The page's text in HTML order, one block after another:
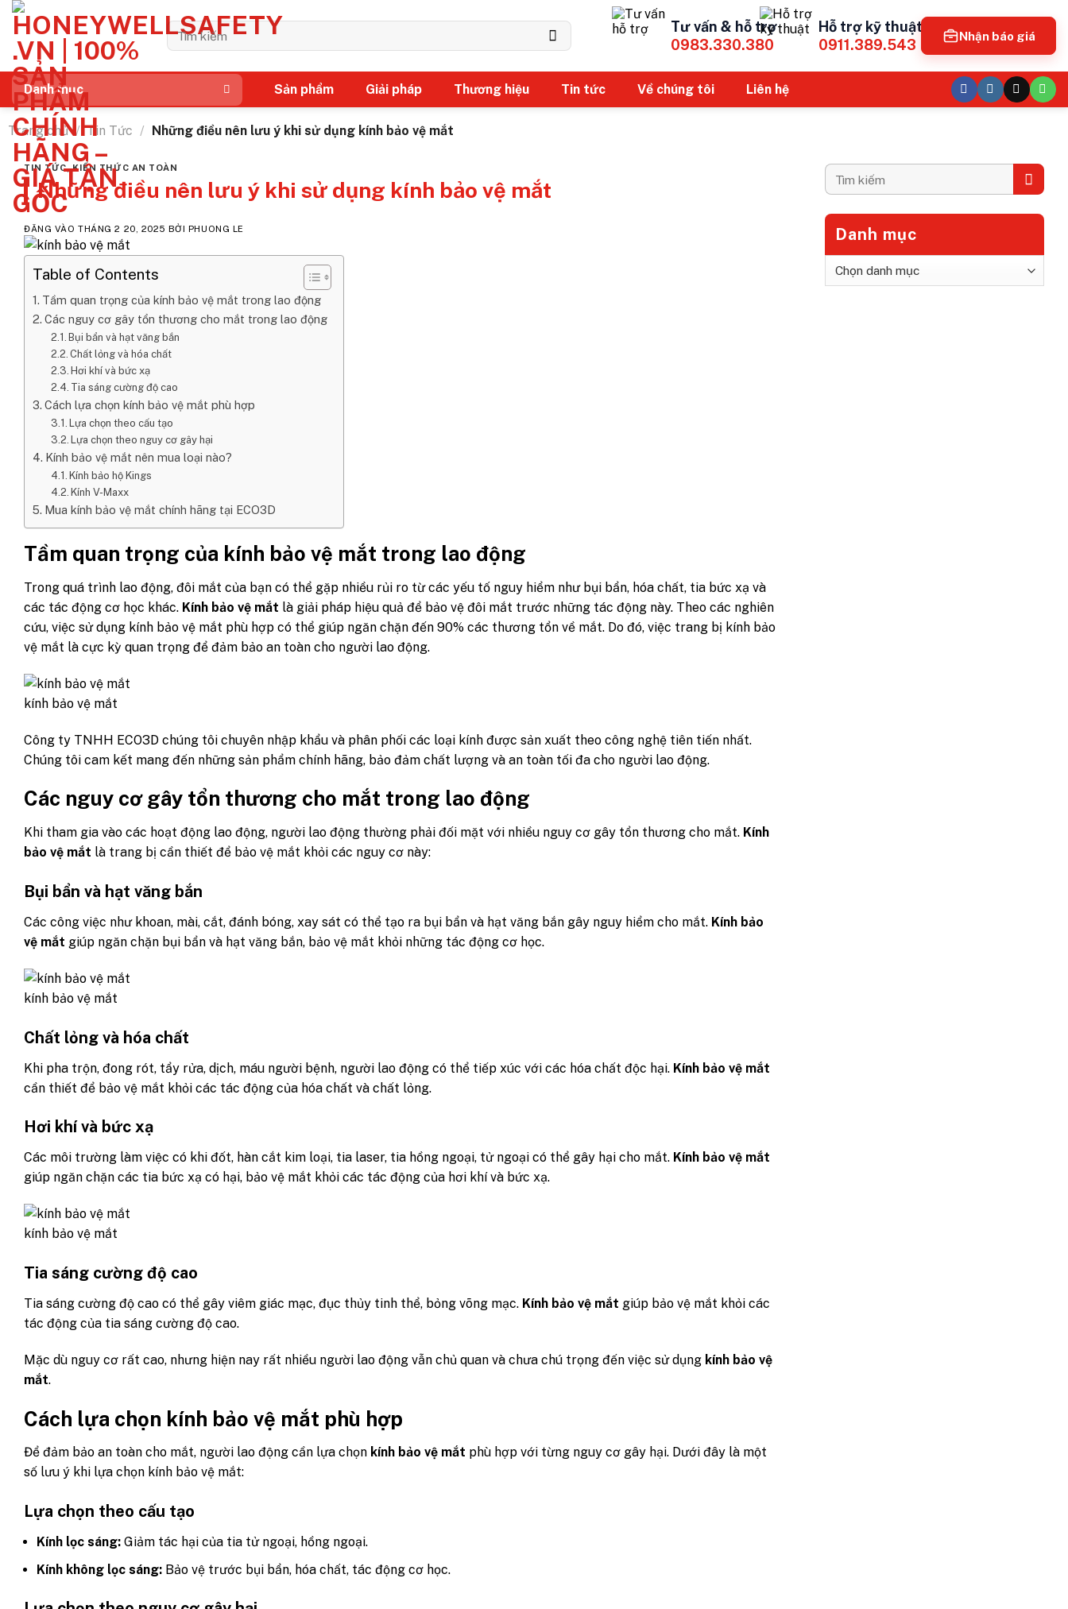
Bỏ
qua
dung
Tìm
kiếm:
Tư vấn & hỗ trợ
0983.330.380
Hỗ trợ kỹ thuật
0911.389.543
Nhận báo giá
Danh mục Sản phẩm Giải pháp Thương hiệu Tin tức Về chúng tôi Liên hệ
Trang chủ / Tin Tức / Những điều nên lưu ý khi sử dụng kính bảo vệ mắt
TIN TỨC,KIẾN THỨC AN TOÀN
Những điều nên lưu ý khi sử dụng kính bảo vệ mắt
ĐĂNG VÀOTHÁNG 2 20, 2025 BỞI PHUONG LE
Table of Contents
Tầm quan trọng của kính bảo vệ mắt trong lao động
Các nguy cơ gây tổn thương cho mắt trong lao động
Bụi bẩn và hạt văng bắn
Chất lỏng và hóa chất
Hơi khí và bức xạ
Tia sáng cường độ cao
Cách lựa chọn kính bảo vệ mắt phù hợp
Lựa chọn theo cấu tạo
Lựa chọn theo nguy cơ gây hại
Kính bảo vệ mắt nên mua loại nào?
Kính bảo hộ Kings
Kính V-Maxx
Mua kính bảo vệ mắt chính hãng tại ECO3D
Tầm quan trọng của kính bảo vệ mắt trong lao động
Trong quá trình lao động, đôi mắt của bạn có thể gặp nhiều rủi ro từ các yếu tố nguy hiểm như bụi bẩn, hóa chất, tia bức xạ và
các tác động cơ học khác. Kính bảo vệ mắt là giải pháp hiệu quả để bảo vệ đôi mắt trước những tác động này. Theo các nghiên
cứu, việc sử dụng kính bảo vệ mắt phù hợp có thể giúp ngăn chặn đến 90% các thương tổn về mắt. Do đó, việc trang bị kính bảo
vệ mắt là cực kỳ quan trọng để đảm bảo an toàn cho người lao động.
kính bảo vệ mắt
Công ty TNHH ECO3D chúng tôi chuyên nhập khẩu và phân phối các loại kính được sản xuất theo công nghệ tiên tiến nhất.
Chúng tôi cam kết mang đến những sản phẩm chính hãng, bảo đảm chất lượng và an toàn tối đa cho người lao động.
Các nguy cơ gây tổn thương cho mắt trong lao động
Khi tham gia vào các hoạt động lao động, người lao động thường phải đối mặt với nhiều nguy cơ gây tổn thương cho mắt. Kính
bảo vệ mắt là trang bị cần thiết để bảo vệ mắt khỏi các nguy cơ này:
Bụi bẩn và hạt văng bắn
Các công việc như khoan, mài, cắt, đánh bóng, xay sát có thể tạo ra bụi bẩn và hạt văng bắn gây nguy hiểm cho mắt. Kính bảo
vệ mắt giúp ngăn chặn bụi bẩn và hạt văng bắn, bảo vệ mắt khỏi những tác động cơ học.
kính bảo vệ mắt
Chất lỏng và hóa chất
Khi pha trộn, đong rót, tẩy rửa, dịch, máu người bệnh, người lao động có thể tiếp xúc với các hóa chất độc hại. Kính bảo vệ mắt
cần thiết để bảo vệ mắt khỏi các tác động của hóa chất và chất lỏng.
Hơi khí và bức xạ
Các môi trường làm việc có khi đốt, hàn cắt kim loại, tia laser, tia hồng ngoại, tử ngoại có thể gây hại cho mắt. Kính bảo vệ mắt
giúp ngăn chặn các tia bức xạ có hại, bảo vệ mắt khỏi các tác động của hơi khí và bức xạ.
kính bảo vệ mắt
Tia sáng cường độ cao
Tia sáng cường độ cao có thể gây viêm giác mạc, đục thủy tinh thể, bỏng võng mạc. Kính bảo vệ mắt giúp bảo vệ mắt khỏi các
tác động của tia sáng cường độ cao.
Mặc dù nguy cơ rất cao, nhưng hiện nay rất nhiều người lao động vẫn chủ quan và chưa chú trọng đến việc sử dụng kính bảo vệ
mắt.
Cách lựa chọn kính bảo vệ mắt phù hợp
Để đảm bảo an toàn cho mắt, người lao động cần lựa chọn kính bảo vệ mắt phù hợp với từng nguy cơ gây hại. Dưới đây là một
số lưu ý khi lựa chọn kính bảo vệ mắt:
Lựa chọn theo cấu tạo
Kính lọc sáng: Giảm tác hại của tia tử ngoại, hồng ngoại.
Kính không lọc sáng: Bảo vệ trước bụi bẩn, hóa chất, tác động cơ học.
Danh mục
Danh